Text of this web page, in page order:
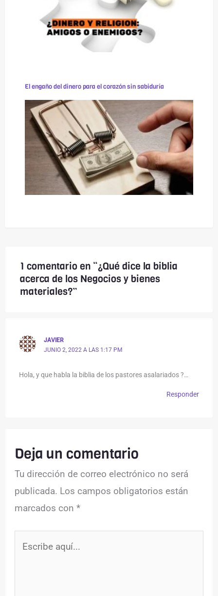
El engaño del dinero para el corazón sin sabiduría
1 comentario en “¿Qué dice la biblia
acerca de los Negocios y bienes
materiales?”
JAVIER
JUNIO 2, 2022 A LAS 1:17 PM
Hola, y que habla la biblia de los pastores asalariados ?…
Responder
Deja un comentario
Tu dirección de correo electrónico no será
publicada. Los campos obligatorios están
marcados con*